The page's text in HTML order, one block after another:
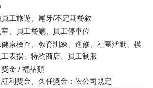
員工旅遊、尾牙/不定期餐敘
、員工餐廳、員工停車位
健康檢查、教育訓練、進修、社團活動、模
表揚、特約商店、員工制服
金 / 禮品類
獎金、久任獎金：依公司規定